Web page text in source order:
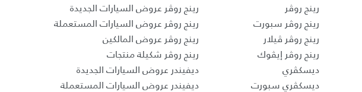
رينج روڤر
رينج روڤر سبورت
رينج روڤر ڤيلار
رينج روڤر إيڤوك
ديسكڤري
ديسكڤري سبورت
رينج روڤر عروض السيارات الجديدة
رينج روڤر عروض السيارات المستعملة
رينج روڤر عروض المالكين
رينج روڤر شكيلة منتجات
ديفيندر عروض السيارات الجديدة
ديفيندر عروض السيارات المستعملة